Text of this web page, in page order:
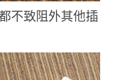
不致阻外其他插